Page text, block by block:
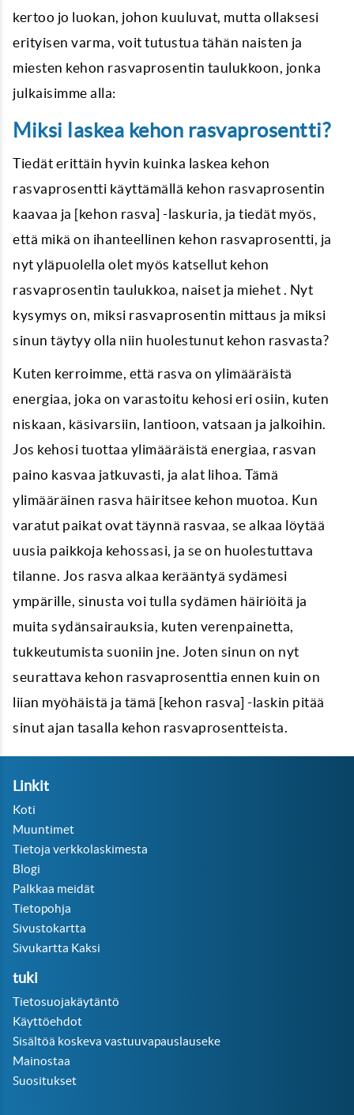
kertoo jo luokan, johon kuuluvat, mutta ollaksesi
erityisen varma, voit tutustua tähän naisten ja
miesten kehon rasvaprosentin taulukkoon, jonka
julkaisimme alla:
Miksi laskea kehon rasvaprosentti?
Tiedät erittäin hyvin kuinka laskea kehon
rasvaprosentti käyttämällä kehon rasvaprosentin
kaavaa ja [kehon rasva] -laskuria, ja tiedät myös,
että mikä on ihanteellinen kehon rasvaprosentti, ja
nyt yläpuolella olet myös katsellut kehon
rasvaprosentin taulukkoa, naiset ja miehet . Nyt
kysymys on, miksi rasvaprosentin mittaus ja miksi
sinun täytyy olla niin huolestunut kehon rasvasta?
Kuten kerroimme, että rasva on ylimääräistä
energiaa, joka on varastoitu kehosi eri osiin, kuten
niskaan, käsivarsiin, lantioon, vatsaan ja jalkoihin.
Jos kehosi tuottaa ylimääräistä energiaa, rasvan
paino kasvaa jatkuvasti, ja alat lihoa. Tämä
ylimääräinen rasva häiritsee kehon muotoa. Kun
varatut paikat ovat täynnä rasvaa, se alkaa löytää
uusia paikkoja kehossasi, ja se on huolestuttava
tilanne. Jos rasva alkaa kerääntyä sydämesi
ympärille, sinusta voi tulla sydämen häiriöitä ja
muita sydänsairauksia, kuten verenpainetta,
tukkeutumista suoniin jne. Joten sinun on nyt
seurattava kehon rasvaprosenttia ennen kuin on
liian myöhäistä ja tämä [kehon rasva] -laskin pitää
sinut ajan tasalla kehon rasvaprosentteista.
Linkit
Koti
Muuntimet
Tietoja verkkolaskimesta
Blogi
Palkkaa meidät
Tietopohja
Sivustokartta
Sivukartta Kaksi
tuki
Tietosuojakäytäntö
Käyttöehdot
Sisältöä koskeva vastuuvapauslauseke
Mainostaa
Suositukset